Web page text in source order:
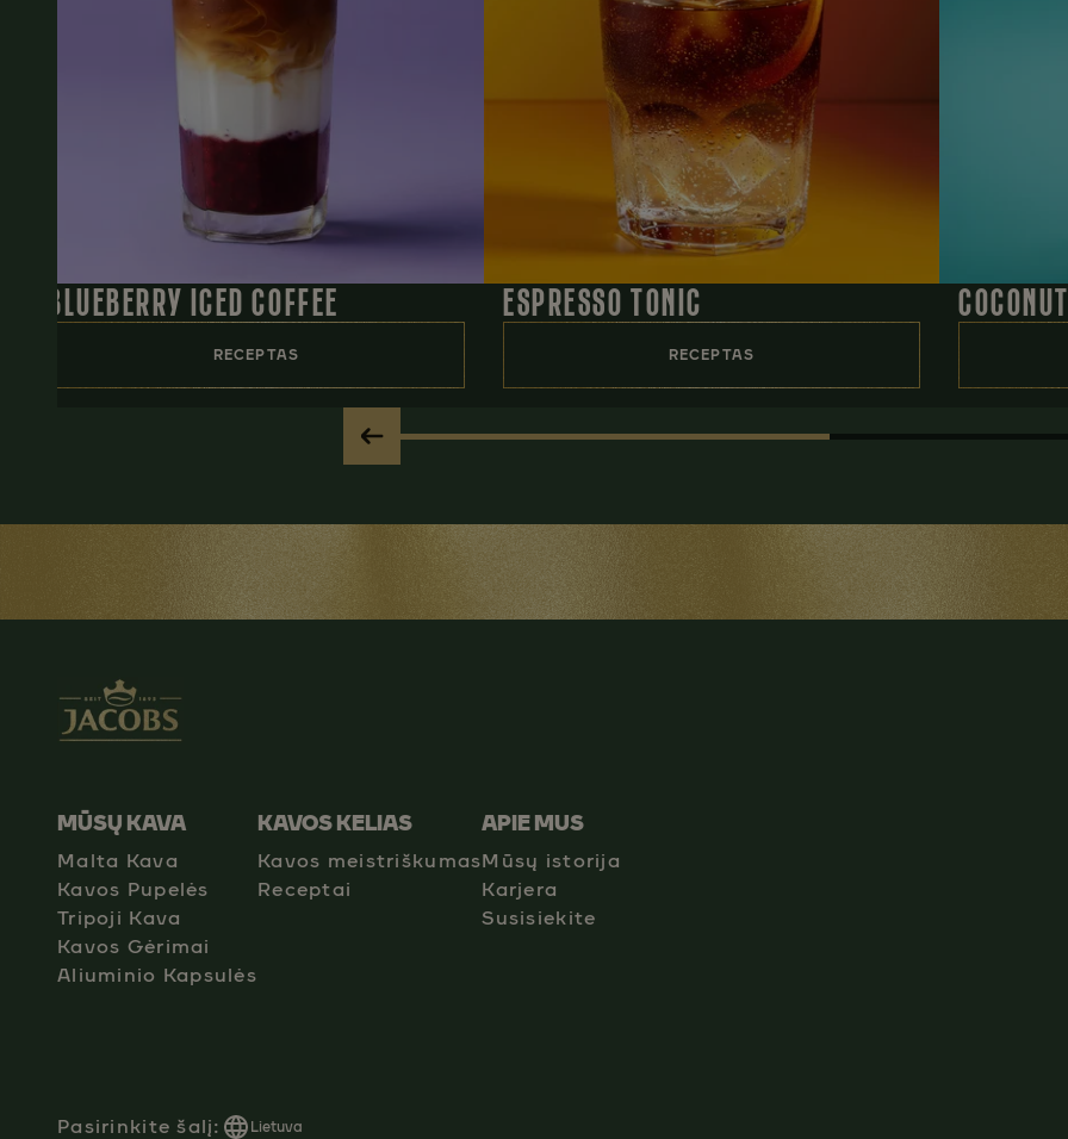
BLUEBERRY ICED COFFEE
RECEPTAS
ESPRESSO TONIC
RECEPTAS
MŪSŲ KAVA
Malta Kava
Kavos Pupelės
Tripoji Kava
Kavos Gėrimai
Aliuminio Kapsulės
KAVOS KELIAS
Kavos meistriškumas
Receptai
APIE MUS
Mūsų istorija
Karjera
Susisiekite
Pasirinkite šalį: Lietuva